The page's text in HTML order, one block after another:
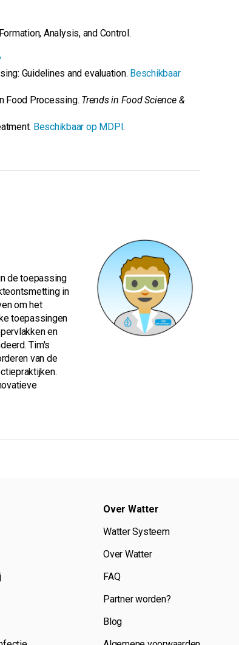
Analysis, and Control.
Guidelines and evaluation. Beschikbaar
Food Processing. Trends in Food Science &
Beschikbaar op MDPI.
de toepassing
in
om het
toepassingen
en
Tim's
van de
Over Watter
Watter Systeem
Over Watter
FAQ
Partner worden?
Blog